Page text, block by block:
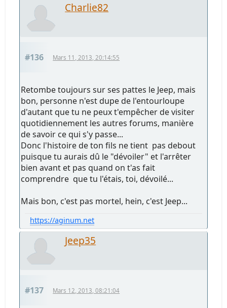
Charlie82
#136 Mars 11, 2013, 20:14:55
Retombe toujours sur ses pattes le Jeep, mais
bon, personne n'est dupe de l'entourloupe
d'autant que tu ne peux t'empêcher de visiter
quotidiennement les autres forums, manière
de savoir ce qui s'y passe...
Donc l'histoire de ton fils ne tient pas debout
puisque tu aurais dû le "dévoiler" et l'arrêter
bien avant et pas quand on t'as fait
comprendre que tu l'étais, toi, dévoilé...
Mais bon, c'est pas mortel, hein, c'est Jeep...
https://aginum.net
Jeep35
#137 Mars 12, 2013, 08:21:04